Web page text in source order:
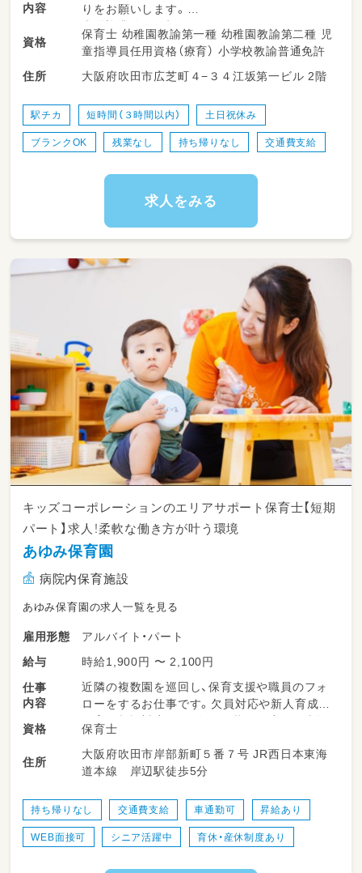
内容
りをお願いします。
◎送迎業務は一切なし
◎週2日～週5日 扶養内勤務も可能です
資格
保育士 幼稚園教諭第一種 幼稚園教諭第二種 児
童指導員任用資格（療育） 小学校教諭普通免許
住所
大阪府吹田市広芝町４−３４江坂第一ビル 2階
駅チカ 短時間（３時間以内） 土日祝休み
ブランクOK 残業なし 持ち帰りなし 交通費支給
求人をみる
キッズコーポレーションのエリアサポート保育士【短期
パート】求人！柔軟な働き方が叶う環境
あゆみ保育園
病院内保育施設
あゆみ保育園の求人一覧を見る
雇用形態
アルバイト・パート
給与
時給1,900円 〜 2,100円
仕事
内容
近隣の複数園を巡回し、保育支援や職員のフォ
ローをするお仕事です。欠員対応や新人育成、
保育の相談対応など、各園の状況に応じた支援
を実施します。週に数日程度の勤務で、ご自身
のペースに合わせた働き方が可能です。保育士
スキルを活かせるのはもちろん、ブランクのあ
す。
＜担当する園＞
資格 保育士
住所
大阪府吹田市岸部新町５番７号 JR西日本東海
道本線 岸辺駅徒歩5分
持ち帰りなし 交通費支給 車通勤可 昇給あり
WEB面接可 シニア活躍中 育休・産休制度あり